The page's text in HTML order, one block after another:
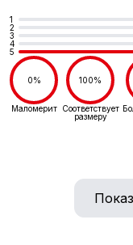
1
2
3
4
5
0%
Маломерит
100%
Соответствует
размеру